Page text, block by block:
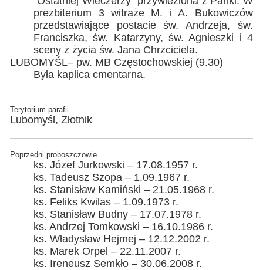
prezbiterium 3 witraże M. i A. Bukowiczów
przedstawiające postacie św. Andrzeja, św.
Franciszka, św. Katarzyny, św. Agnieszki i 4
sceny z życia św. Jana Chrzciciela.
LUBOMYŚL– pw. MB Częstochowskiej (9.30)
Była kaplica cmentarna.
Terytorium parafii
Lubomyśl, Złotnik
Poprzedni proboszczowie
ks. Józef Jurkowski – 17.08.1957 r.
ks. Tadeusz Szopa – 1.09.1967 r.
ks. Stanisław Kamiński – 21.05.1968 r.
ks. Feliks Kwilas – 1.09.1973 r.
ks. Stanisław Budny – 17.07.1978 r.
ks. Andrzej Tomkowski – 16.10.1986 r.
ks. Władysław Hejmej – 12.12.2002 r.
ks. Marek Orpel – 22.11.2007 r.
ks. Ireneusz Semkło – 30.06.2008 r.